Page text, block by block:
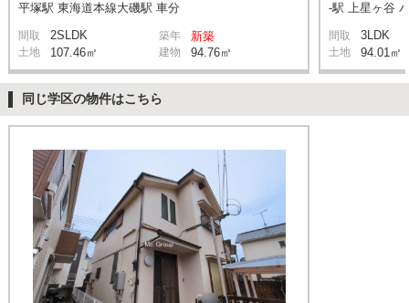
平塚駅 東海道本線大磯駅 車分
間取 2SLDK 築年 新築
土地 107.46㎡ 建物 94.76㎡
-駅 上星ヶ谷
間取 3LDK
土地 94.01㎡
同じ学区の物件はこちら